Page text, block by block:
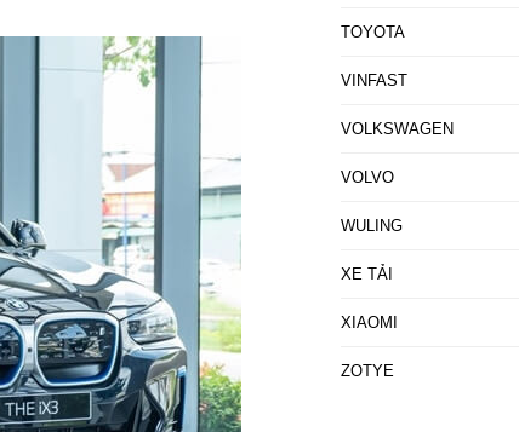
TOYOTA
VINFAST
VOLKSWAGEN
VOLVO
WULING
XE TẢI
XIAOMI
ZOTYE